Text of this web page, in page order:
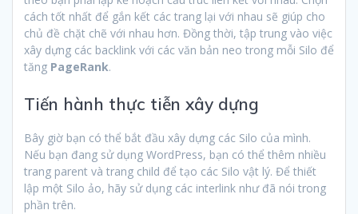
cách tốt nhất để gắn kết các trang lại với nhau sẽ giúp cho
chủ đề chặt chẽ với nhau hơn. Đồng thời, tập trung vào việc
xây dựng các backlink với các văn bản neo trong mỗi Silo để
tăng PageRank.
Tiến hành thực tiễn xây dựng
Bây giờ bạn có thể bắt đầu xây dựng các Silo của mình.
Nếu bạn đang sử dụng WordPress, bạn có thể thêm nhiều
trang parent và trang child để tạo các Silo vật lý. Để thiết
lập một Silo ảo, hãy sử dụng các interlink như đã nói trong
phần trên.